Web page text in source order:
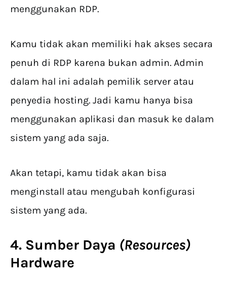
menggunakan RDP.
Kamu tidak akan memiliki hak akses secara
penuh di RDP karena bukan admin. Admin
dalam hal ini adalah pemilik server atau
penyedia hosting. Jadi kamu hanya bisa
menggunakan aplikasi dan masuk ke dalam
sistem yang ada saja.
Akan tetapi, kamu tidak akan bisa
menginstall atau mengubah konfigurasi
sistem yang ada.
4. Sumber Daya (Resources)
Hardware